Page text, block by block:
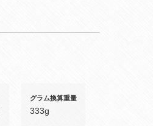
グラム換算重量
333g